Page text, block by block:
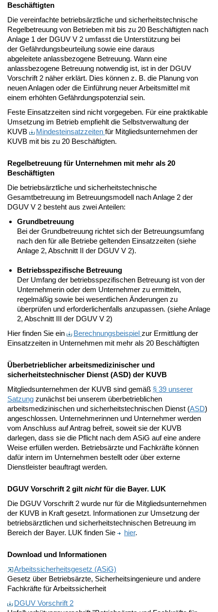
Beschäftigten
Die vereinfachte betriebsärztliche und sicherheitstechnische
Regelbetreuung von Betrieben mit bis zu 20 Beschäftigten nach
Anlage 1 der DGUV V 2 umfasst die Unterstützung bei
der Gefährdungsbeurteilung sowie eine daraus
abgeleitete anlassbezogene Betreuung. Wann eine
anlassbezogene Betreuung notwendig ist, ist in der DGUV
Vorschrift 2 näher erklärt. Dies können z. B. die Planung von
neuen Anlagen oder die Einführung neuer Arbeitsmittel mit
einem erhöhten Gefährdungspotenzial sein.
Feste Einsatzzeiten sind nicht vorgegeben. Für eine praktikable
Umsetzung im Betrieb empfiehlt die Selbstverwaltung der
KUVB
Mindesteinsatzzeiten für Mitgliedsunternehmen der
KUVB mit bis zu 20 Beschäftigten.
Regelbetreuung für Unternehmen mit mehr als 20
Beschäftigten
Die betriebsärztliche und sicherheitstechnische
Gesamtbetreuung im Betreuungsmodell nach Anlage 2 der
DGUV V 2 besteht aus zwei Anteilen:
Grundbetreuung
Bei der Grundbetreuung richtet sich der Betreuungsumfang
nach den für alle Betriebe geltenden Einsatzzeiten (siehe
Anlage 2, Abschnitt II der DGUV V 2).
Betriebsspezifische Betreuung
Der Umfang der betriebsspezifischen Betreuung ist von der
Unternehmerin oder dem Unternehmer zu ermitteln,
regelmäßig sowie bei wesentlichen Änderungen zu
überprüfen und erforderlichenfalls anzupassen. (siehe Anlage
2, Abschnitt III der DGUV V 2)
Hier finden Sie ein
Berechnungsbeispiel zur Ermittlung der
Einsatzzeiten in Unternehmen mit mehr als 20 Beschäftigten
Überbetrieblicher arbeitsmedizinischer und
sicherheitstechnischer Dienst (ASD) der KUVB
Mitgliedsunternehmen der KUVB sind gemäß § 39 unserer
Satzung zunächst bei unserem überbetrieblichen
arbeitsmedizinischen und sicherheitstechnischen Dienst (ASD)
angeschlossen. Unternehmerinnen und Unternehmer werden
vom Anschluss auf Antrag befreit, soweit sie der KUVB
darlegen, dass sie die Pflicht nach dem ASiG auf eine andere
Weise erfüllen werden. Betriebsärzte und Fachkräfte können
dafür intern im Unternehmen bestellt oder über externe
Dienstleister beauftragt werden.
DGUV Vorschrift 2 gilt nichtfür die Bayer. LUK
Die DGUV Vorschrift 2 wurde nur für die Mitgliedsunternehmen
der KUVB in Kraft gesetzt. Informationen zur Umsetzung der
betriebsärztlichen und sicherheitstechnischen Betreuung im
Bereich der Bayer. LUK finden Sie
hier.
Download und Informationen
Arbeitssicherheitsgesetz (ASiG)
Gesetz über Betriebsärzte, Sicherheitsingenieure und andere
Fachkräfte für Arbeitssicherheit
DGUV Vorschrift 2